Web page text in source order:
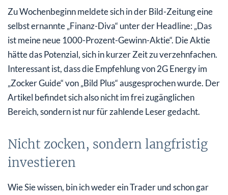
Zu Wochenbeginn meldete sich in der Bild-Zeitung eine
selbst ernannte „Finanz-Diva“ unter der Headline: „Das
ist meine neue 1000-Prozent-Gewinn-Aktie“. Die Aktie
hätte das Potenzial, sich in kurzer Zeit zu verzehnfachen.
Interessant ist, dass die Empfehlung von 2G Energy im
„Zocker Guide“ von „Bild Plus“ ausgesprochen wurde. Der
Artikel befindet sich also nicht im frei zugänglichen
Bereich, sondern ist nur für zahlende Leser gedacht.
Nicht zocken, sondern langfristig
investieren
Wie Sie wissen, bin ich weder ein Trader und schon gar